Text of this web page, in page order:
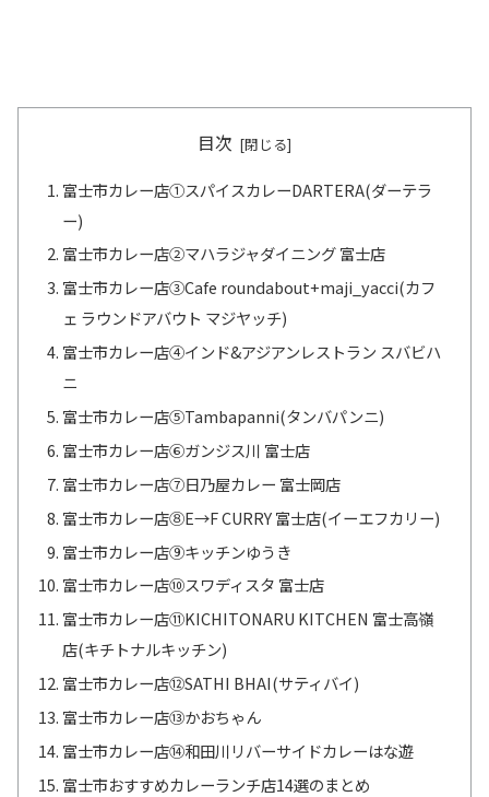
目次
富士市カレー店①スパイスカレーDARTERA(ダーテラ
ー)
富士市カレー店②マハラジャダイニング 富士店
富士市カレー店③Cafe roundabout+maji_yacci(カフ
ェ ラウンドアバウト マジヤッチ)
富士市カレー店④インド&アジアンレストラン スバビハ
ニ
富士市カレー店⑤Tambapanni(タンバパンニ)
富士市カレー店⑥ガンジス川 富士店
富士市カレー店⑦日乃屋カレー 富士岡店
富士市カレー店⑧E→F CURRY 富士店(イーエフカリー)
富士市カレー店⑨キッチンゆうき
富士市カレー店⑩スワディスタ 富士店
富士市カレー店⑪KICHITONARU KITCHEN 富士高嶺
店(キチトナルキッチン)
富士市カレー店⑫SATHI BHAI(サティバイ)
富士市カレー店⑬かおちゃん
富士市カレー店⑭和田川リバーサイドカレーはな遊
富士市おすすめカレーランチ店14選のまとめ